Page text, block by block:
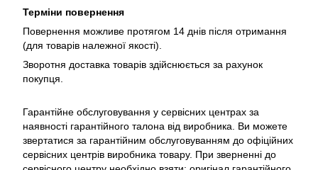
Терміни повернення
Повернення можливе протягом 14 днів після отримання
(для товарів належної якості).
Зворотня доставка товарів здійснюється за рахунок
покупця.
Гарантійне обслуговування у сервісних центрах за
наявності гарантійного талона від виробника. Ви можете
звертатися за гарантійним обслуговуванням до офіційних
сервісних центрів виробника товару. При зверненні до